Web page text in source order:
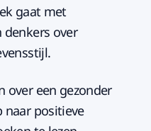
gaat met
over
over een gezonder
naar positieve